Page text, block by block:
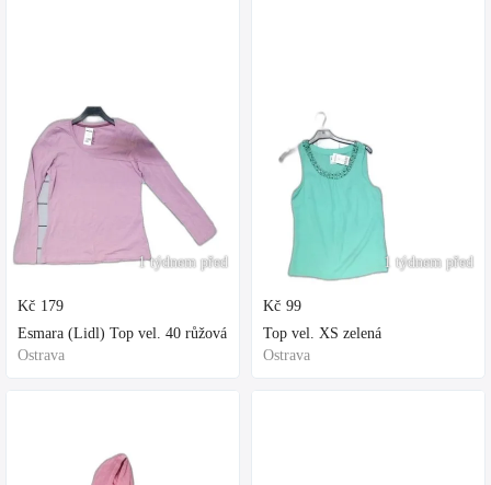
1 týdnem před
Kč 179
Esmara (Lidl) Top vel. 40 růžová
Ostrava
1 týdnem před
Kč 99
Top vel. XS zelená
Ostrava